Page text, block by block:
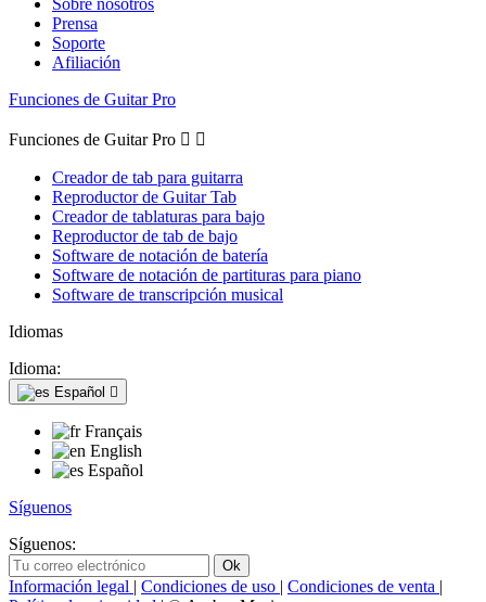
Sobre nosotros
Prensa
Soporte
Afiliación
Funciones de Guitar Pro
Funciones de Guitar Pro  
Creador de tab para guitarra
Reproductor de Guitar Tab
Creador de tablaturas para bajo
Reproductor de tab de bajo
Software de notación de batería
Software de notación de partituras para piano
Software de transcripción musical
Idiomas
Idioma:
Español 
Français
English
Español
Síguenos
Síguenos:
Información legal | Condiciones de uso | Condiciones de venta |